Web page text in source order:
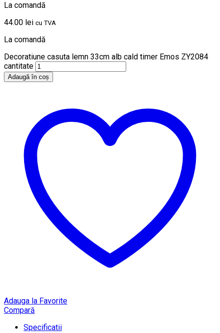
La comandă
44.00 lei cu TVA
La comandă
Decoratiune casuta lemn 33cm alb cald timer Emos ZY2084
cantitate
Adaugă în coș
Adauga la Favorite
Compară
Specificatii